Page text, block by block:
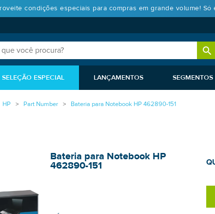
condições especiais para compras em grande volume! Só
SELEÇÃO ESPECIAL LANÇAMENTOS SEGMENTOS
HP Part Number Bateria para Notebook HP 462890-151
Bateria para Notebook HP
462890-151